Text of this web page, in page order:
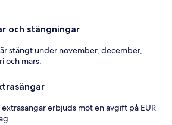
och stängningar
stängt under november, december,
och mars.
erbjuds mot en avgift på EUR